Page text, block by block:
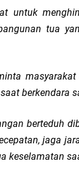
untuk
tua
berkendara
berteduh
jaga
keselamatan